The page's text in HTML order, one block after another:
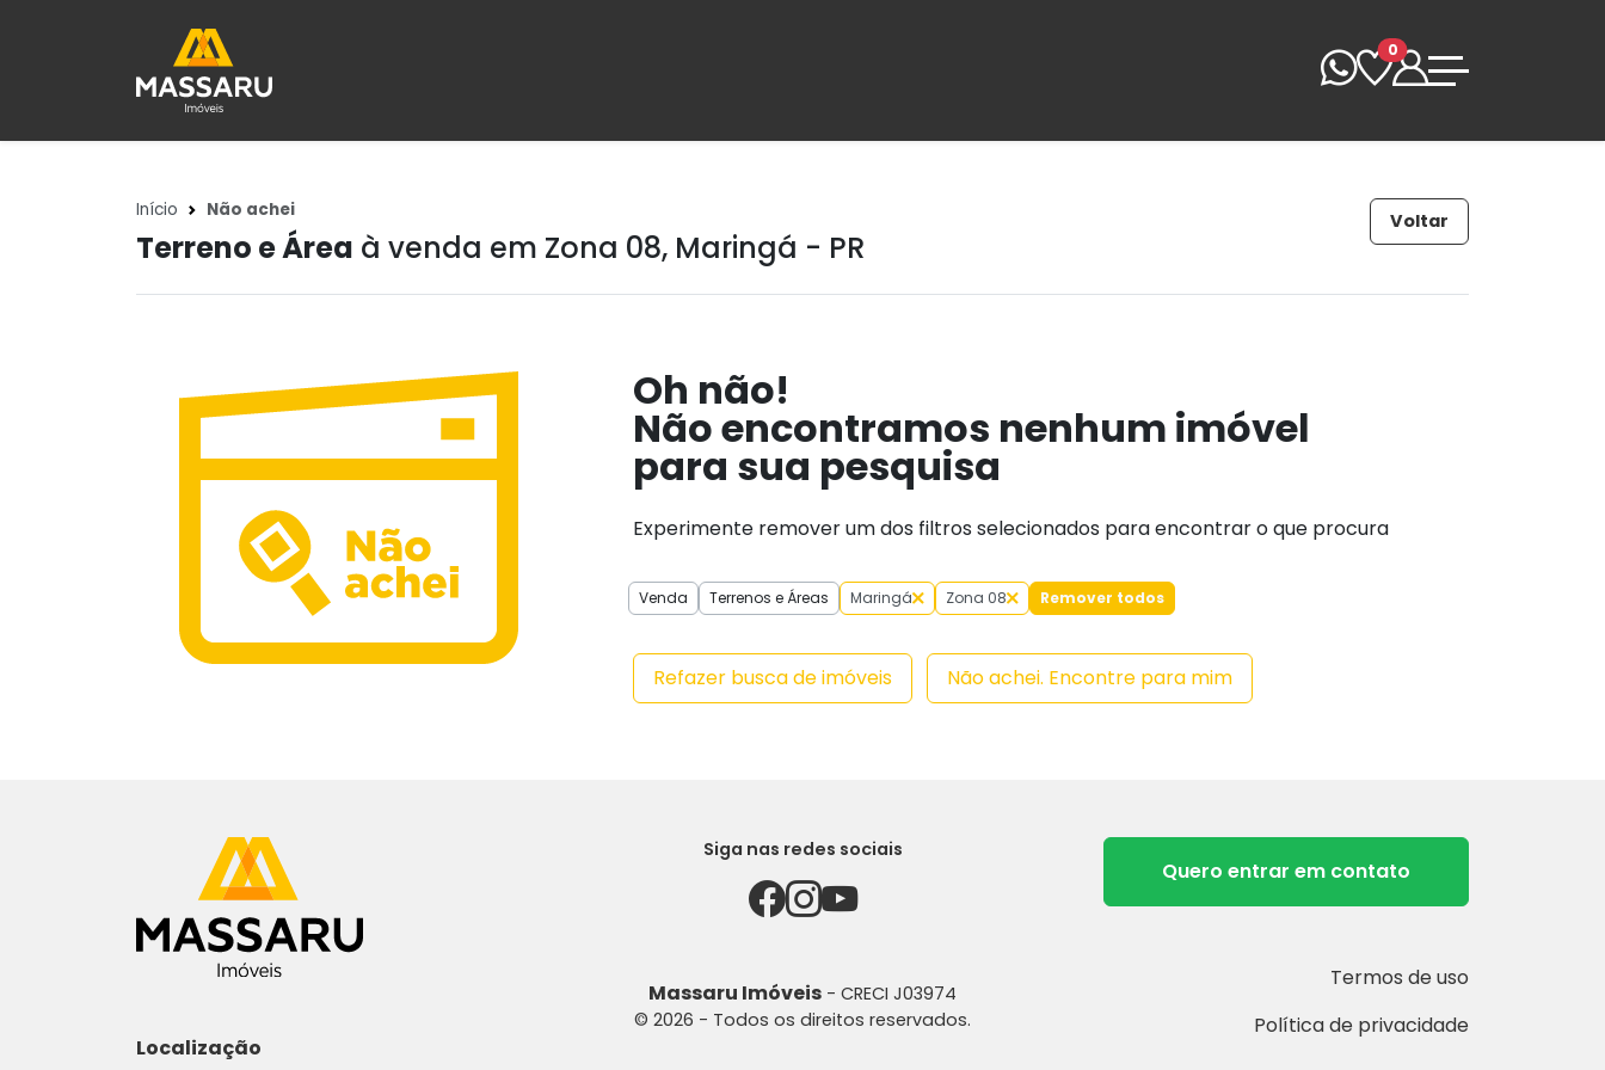
0
Início Não achei
Terreno e Área à venda em Zona 08, Maringá - PR
Voltar
Venda Terrenos e Áreas Maringá Zona 08 Remover todos
Oh não!
Não encontramos nenhum imóvel
para sua pesquisa
Experimente remover um dos filtros selecionados para encontrar o que procura
Refazer busca de imóveis Não achei. Encontre para mim
Localização
Siga nas redes sociais
Massaru Imóveis - CRECI J03974
© 2026 - Todos os direitos reservados.
Quero entrar em contato
Termos de uso
Política de privacidade